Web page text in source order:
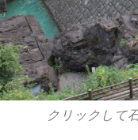
クリックして